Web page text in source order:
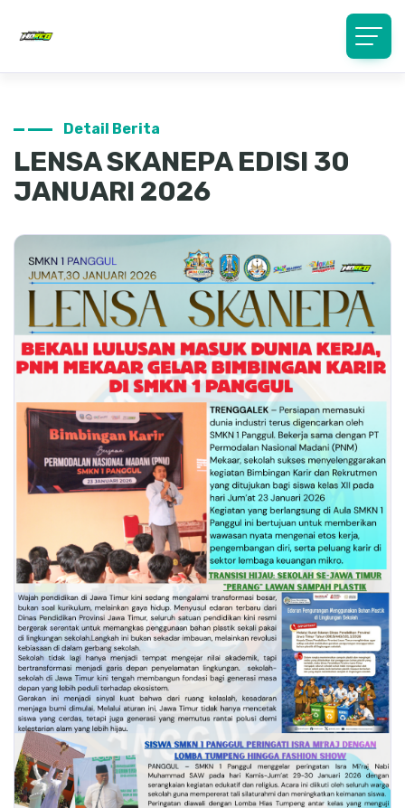
Detail Berita
LENSA SKANEPA EDISI 30
JANUARI 2026